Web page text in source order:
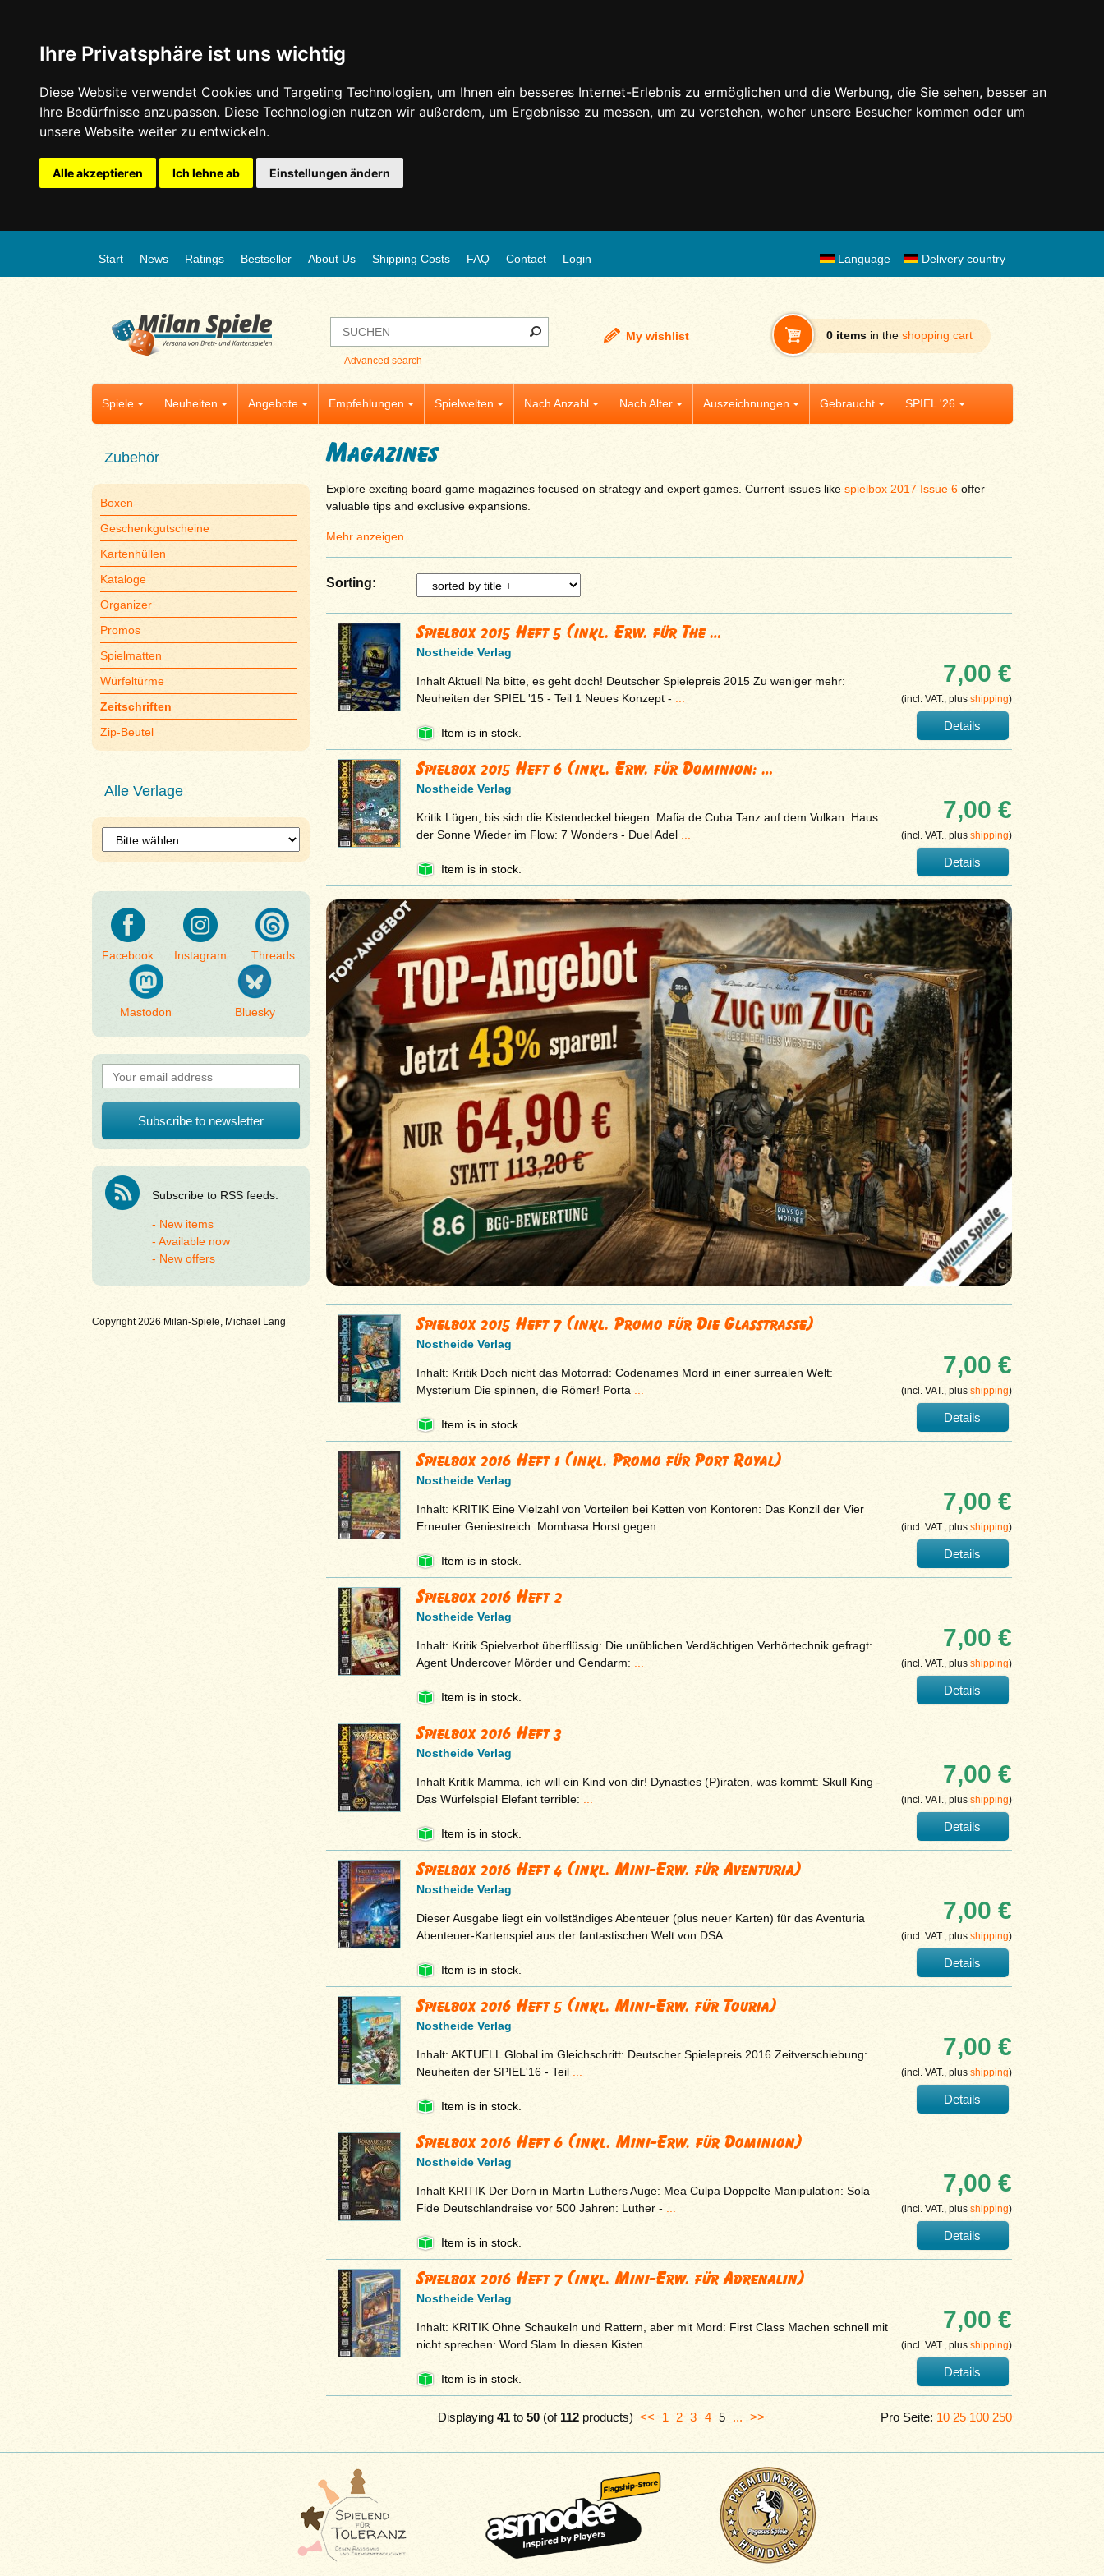
Ihre Privatsphäre ist uns wichtig
Diese Website verwendet Cookies und Targeting Technologien, um Ihnen ein besseres Internet-Erlebnis zu ermöglichen und die Werbung, die Sie sehen, besser an
Ihre Bedürfnisse anzupassen. Diese Technologien nutzen wir außerdem, um Ergebnisse zu messen, um zu verstehen, woher unsere Besucher kommen oder um
unsere Website weiter zu entwickeln.
Alle akzeptieren Ich lehne ab Einstellungen ändern
Start News Ratings Bestseller About Us Shipping Costs FAQ Contact Login Delivery country
Language
Advanced search
My wishlist 0 items in the shopping cart
Spiele Neuheiten Angebote Empfehlungen Spielwelten Nach Anzahl Nach Alter Auszeichnungen Gebraucht SPIEL '26
Zubehör
Boxen
Geschenkgutscheine
Kartenhüllen
Kataloge
Organizer
Promos
Spielmatten
Würfeltürme
Zeitschriften
Zip-Beutel
Alle Verlage
Facebook Instagram Threads
Mastodon Bluesky
Subscribe to RSS feeds:
New items
Available now
New offers
Copyright 2026 Milan-Spiele, Michael Lang
Magazines
Explore exciting board game magazines focused on strategy and expert games. Current issues like spielbox 2017 Issue 6offer
valuable tips and exclusive expansions.
Mehr anzeigen...
Sorting:
Spielbox 2015 Heft 5 (inkl. Erw. für The …
Nostheide Verlag
Inhalt Aktuell Na bitte, es geht doch! Deutscher Spielepreis 2015 Zu weniger mehr:
Neuheiten der SPIEL '15 - Teil 1 Neues Konzept -
Item is in stock.
7,00 €
(incl. VAT., plus shipping)
Details
Spielbox 2015 Heft 6 (inkl. Erw. für Dominion: …
Nostheide Verlag
Kritik Lügen, bis sich die Kistendeckel biegen: Mafia de Cuba Tanz auf dem Vulkan: Haus
der Sonne Wieder im Flow: 7 Wonders - Duel Adel
Item is in stock.
7,00 €
(incl. VAT., plus shipping)
Details
Spielbox 2015 Heft 7 (inkl. Promo für Die Glasstraße)
Nostheide Verlag
Inhalt: Kritik Doch nicht das Motorrad: Codenames Mord in einer surrealen Welt:
Mysterium Die spinnen, die Römer! Porta
Item is in stock.
7,00 €
(incl. VAT., plus shipping)
Details
Spielbox 2016 Heft 1 (inkl. Promo für Port Royal)
Nostheide Verlag
Inhalt: KRITIK Eine Vielzahl von Vorteilen bei Ketten von Kontoren: Das Konzil der Vier
Erneuter Geniestreich: Mombasa Horst gegen
Item is in stock.
7,00 €
(incl. VAT., plus shipping)
Details
Spielbox 2016 Heft 2
Nostheide Verlag
Inhalt: Kritik Spielverbot überflüssig: Die unüblichen Verdächtigen Verhörtechnik gefragt:
Agent Undercover Mörder und Gendarm:
Item is in stock.
7,00 €
(incl. VAT., plus shipping)
Details
Spielbox 2016 Heft 3
Nostheide Verlag
Inhalt Kritik Mamma, ich will ein Kind von dir! Dynasties (P)iraten, was kommt: Skull King -
Das Würfelspiel Elefant terrible:
Item is in stock.
7,00 €
(incl. VAT., plus shipping)
Details
Spielbox 2016 Heft 4 (inkl. Mini-Erw. für Aventuria)
Nostheide Verlag
Dieser Ausgabe liegt ein vollständiges Abenteuer (plus neuer Karten) für das Aventuria
Abenteuer-Kartenspiel aus der fantastischen Welt von DSA
Item is in stock.
7,00 €
(incl. VAT., plus shipping)
Details
Spielbox 2016 Heft 5 (inkl. Mini-Erw. für Touria)
Nostheide Verlag
Inhalt: AKTUELL Global im Gleichschritt: Deutscher Spielepreis 2016 Zeitverschiebung:
Neuheiten der SPIEL'16 - Teil
Item is in stock.
7,00 €
(incl. VAT., plus shipping)
Details
Spielbox 2016 Heft 6 (inkl. Mini-Erw. für Dominion)
Nostheide Verlag
Inhalt KRITIK Der Dorn in Martin Luthers Auge: Mea Culpa Doppelte Manipulation: Sola
Fide Deutschlandreise vor 500 Jahren: Luther -
Item is in stock.
7,00 €
(incl. VAT., plus shipping)
Details
Spielbox 2016 Heft 7 (inkl. Mini-Erw. für Adrenalin)
Nostheide Verlag
Inhalt: KRITIK Ohne Schaukeln und Rattern, aber mit Mord: First Class Machen schnell mit
nicht sprechen: Word Slam In diesen Kisten
Item is in stock.
7,00 €
(incl. VAT., plus shipping)
Details
Displaying 41to 50(of 112products) Pro Seite: 10 25 100 250
<< 1 2 3 4 5 ... >>